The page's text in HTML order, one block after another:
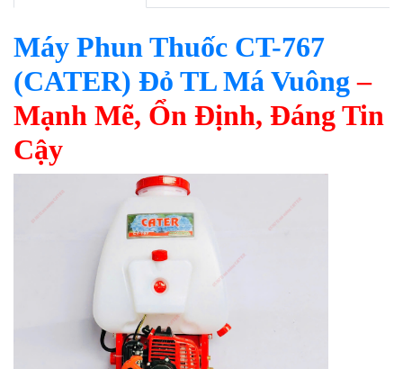
Máy Phun Thuốc CT-767
(CATER) Đỏ TL Má Vuông–
Mạnh Mẽ, Ổn Định, Đáng Tin
Cậy